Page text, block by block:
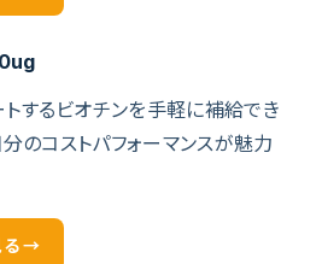
するビオチンを手軽に補給でき
分のコストパフォーマンスが魅力
る →